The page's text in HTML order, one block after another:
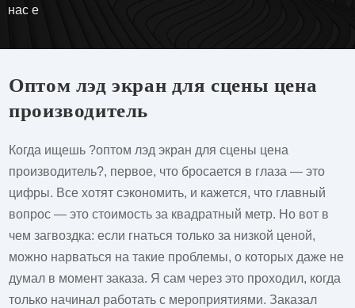
нас е
Оптом лэд экран для сцены цена
производитель
Когда ищешь ?оптом лэд экран для сцены цена
производитель?, первое, что бросается в глаза — это
цифры. Все хотят сэкономить, и кажется, что главный
вопрос — это стоимость за квадратный метр. Но вот в
чем загвоздка: если гнаться только за низкой ценой,
можно нарваться на такие проблемы, о которых даже не
думал в момент заказа. Я сам через это проходил, когда
только начинал работать с мероприятиями. Заказал